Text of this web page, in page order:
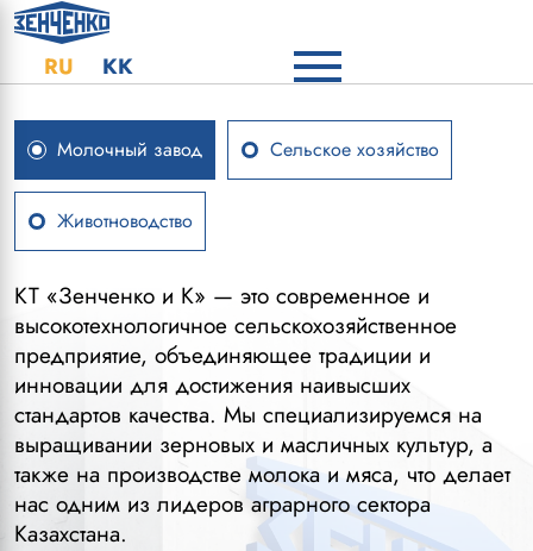
Выберите язык
RU KK
КТ «Зенченко и К» — это современное и
высокотехнологичное сельскохозяйственное
предприятие, объединяющее традиции и
инновации для достижения наивысших
стандартов качества. Мы специализируемся на
выращивании зерновых и масличных культур, а
также на производстве молока и мяса, что делает
нас одним из лидеров аграрного сектора
Казахстана.
Сельскохозяйственные угодья предприятия
охватывают более 50 тысяч гектаров, где
заботливо выращиваются пшеница, ячмень, рапс
и другие культуры. Важной частью нашей
деятельности является животноводство: ферма
гордится стадом крупного рогатого скота,
обеспечивающим свежую и натуральную
молочную продукцию.
КТ «Зенченко и К» строит своё будущее на
основе устойчивого развития, заботы о земле и
соблюдения мировых стандартов качества. Наша
цель — не только удовлетворять потребности
рынка, но и вносить вклад в развитие сельских
территорий и благополучие сообщества. Мы
стремимся быть примером ответственности,
надёжности и устойчивости в агропромышленной
отрасли.
Молочный завод Сельское хозяйство
Животноводство